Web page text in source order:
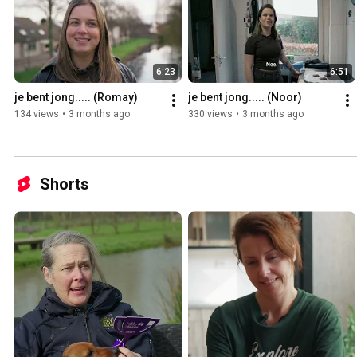
6:23
je bent jong..... (Romay)
134 views • 3 months ago
6:51
je bent jong..... (Noor)
330 views • 3 months ago
Shorts